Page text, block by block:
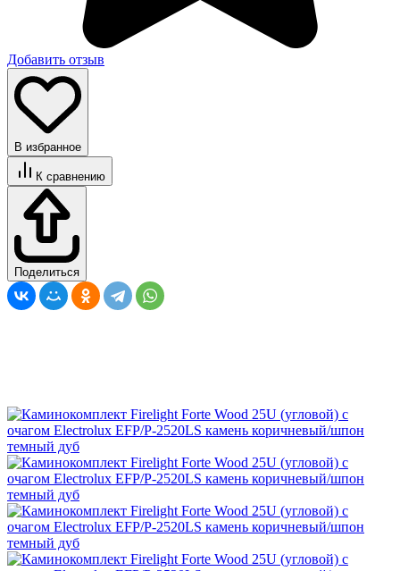
Добавить отзыв
В избранное
К сравнению
Поделиться